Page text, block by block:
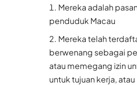
Mereka adalah
penduduk Macau
Mereka telah
berwenang sebagai
atau memegang izin
untuk tujuan kerja,